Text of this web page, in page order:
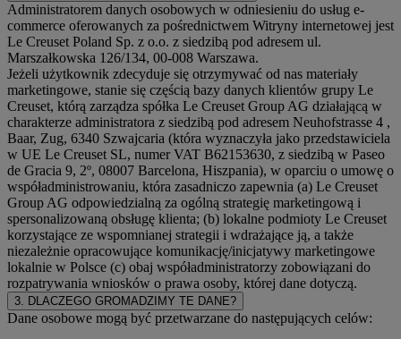
Administratorem danych osobowych w odniesieniu do usług e-
commerce oferowanych za pośrednictwem Witryny internetowej jest
Le Creuset Poland Sp. z o.o. z siedzibą pod adresem ul.
Marszałkowska 126/134, 00-008 Warszawa.
Jeżeli użytkownik zdecyduje się otrzymywać od nas materiały
marketingowe, stanie się częścią bazy danych klientów grupy Le
Creuset, którą zarządza spółka Le Creuset Group AG działającą w
charakterze administratora z siedzibą pod adresem Neuhofstrasse 4 ,
Baar, Zug, 6340 Szwajcaria (która wyznaczyła jako przedstawiciela
w UE Le Creuset SL, numer VAT B62153630, z siedzibą w Paseo
de Gracia 9, 2º, 08007 Barcelona, Hiszpania), w oparciu o umowę o
współadministrowaniu, która zasadniczo zapewnia (a) Le Creuset
Group AG odpowiedzialną za ogólną strategię marketingową i
spersonalizowaną obsługę klienta; (b) lokalne podmioty Le Creuset
korzystające ze wspomnianej strategii i wdrażające ją, a także
niezależnie opracowujące komunikację/inicjatywy marketingowe
lokalnie w Polsce (c) obaj współadministratorzy zobowiązani do
rozpatrywania wniosków o prawa osoby, której dane dotyczą.
3. DLACZEGO GROMADZIMY TE DANE?
Dane osobowe mogą być przetwarzane do następujących celów: